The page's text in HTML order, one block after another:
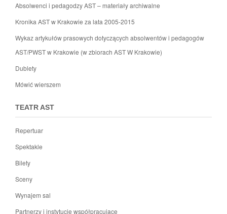
Absolwenci i pedagodzy AST – materiały archiwalne
Kronika AST w Krakowie za lata 2005-2015
Wykaz artykułów prasowych dotyczących absolwentów i pedagogów
AST/PWST w Krakowie (w zbiorach AST W Krakowie)
Dublety
Mówić wierszem
TEATR AST
Repertuar
Spektakle
Bilety
Sceny
Wynajem sal
Partnerzy i instytucje współpracujące